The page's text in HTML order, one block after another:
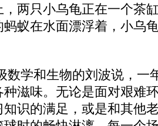
，两只小乌龟正在一个茶
蚁在水面漂浮着，小乌
学和生物的刘波说，一
滋味。无论是面对艰难
识的满足，或是和其他